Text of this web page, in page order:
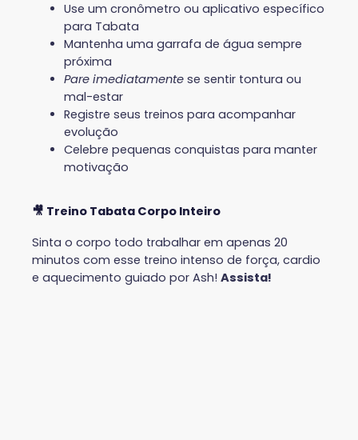
Use um cronômetro ou aplicativo específico
para Tabata
Mantenha uma garrafa de água sempre
próxima
Pare imediatamente se sentir tontura ou
mal-estar
Registre seus treinos para acompanhar
evolução
Celebre pequenas conquistas para manter
motivação
🎥 Treino Tabata Corpo Inteiro
Sinta o corpo todo trabalhar em apenas 20
minutos com esse treino intenso de força, cardio
e aquecimento guiado por Ash! Assista!